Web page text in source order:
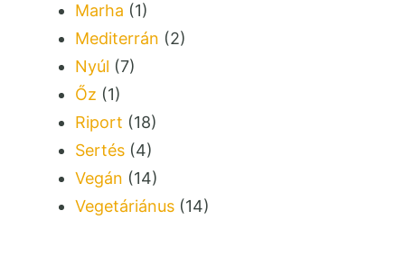
Marha (1)
Mediterrán (2)
Nyúl (7)
Őz (1)
Riport (18)
Sertés (4)
Vegán (14)
Vegetáriánus (14)